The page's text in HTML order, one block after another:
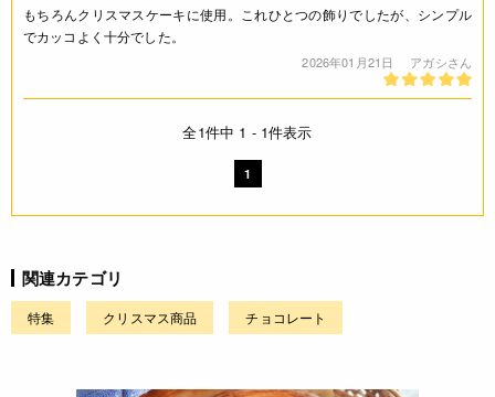
もちろんクリスマスケーキに使用。これひとつの飾りでしたが、シンプル
でカッコよく十分でした。
2026年01月21日 アガシさん
全1件中 1 - 1件表示
1
関連カテゴリ
特集 クリスマス商品 チョコレート